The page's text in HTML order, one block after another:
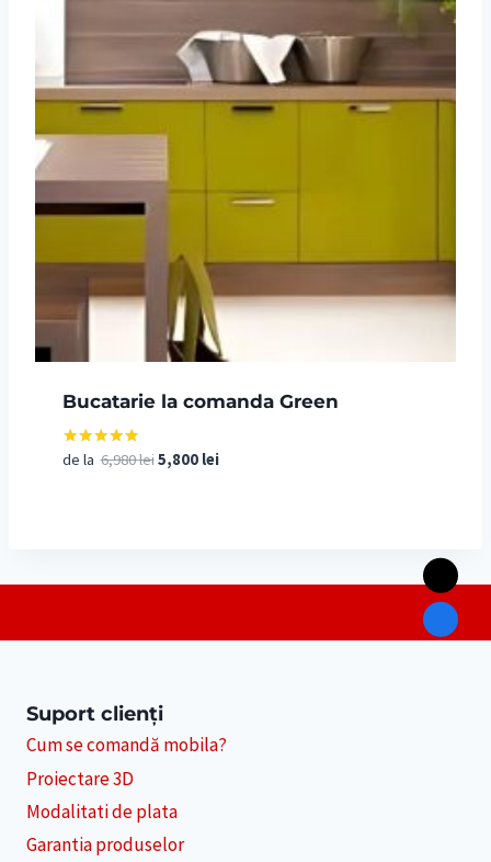
Bucatarie la comanda Green
Evaluat la
de la6,980leiPrețul
5,800 leiPrețul
Suport clienți
Cum se comandă mobila?
Proiectare 3D
Modalitati de plata
Garantia produselor